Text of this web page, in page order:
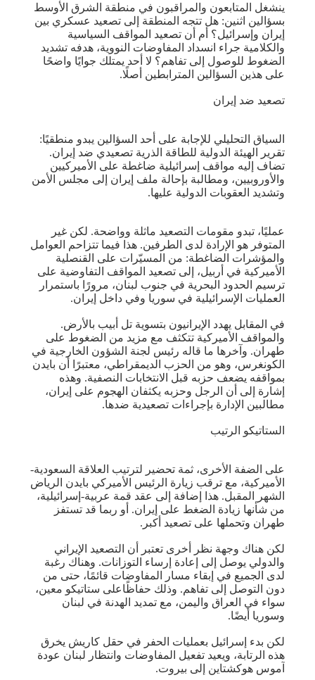
ينشغل المتابعون والمراقبون في منطقة الشرق الأوسط
بسؤالين اثنين: هل تتجه المنطقة إلى تصعيد عسكري بين
إيران وإسرائيل؟ أم أن تصعيد المواقف السياسية
والكلامية جراء انسداد المفاوضات النووية، هدفه تشديد
الضغوط للوصول إلى تفاهم؟ لا أحد يمتلك جوايًا واضحًا
على هذين السؤالين المترابطين أصلًا.
تصعيد ضد إيران
السياق التحليلي للإجابة على أحد السؤالين يبدو منطقيًا:
تقرير الهيئة الدولية للطاقة الذرية تصعيدي ضد إيران.
تضاف إليه مواقف إسرائيلية ضاغطة على الأميركيين
والأوروبيين، ومطالبة بإحالة ملف إيران إلى مجلس الأمن
وتشديد العقوبات الدولية عليها.
عمليًا، تبدو مقومات التصعيد ماثلة وواضحة. لكن غير
المتوفر هو الإرادة لدى الطرفين. هذا فيما تتزاحم العوامل
والمؤشرات الضاغطة: من المسيّرات على القنصلية
الأميركية في أربيل، إلى تصعيد المواقف التفاوضية على
ترسيم الحدود البحرية في جنوب لبنان، مرورًا باستمرار
العمليات الإسرائيلية في سوريا وفي داخل إيران.
في المقابل يهدد الإيرانيون بتسوية تل أبيب بالأرض.
والمواقف الأميركية تتكثف مع مزيد من الضغوط على
طهران. وآخرها ما قاله رئيس لجنة الشؤون الخارجية في
الكونغرس، وهو من الحزب الديمقراطي، معتبرًا أن بايدن
بمواقفه يضعف حزبه قبل الانتخابات النصفية. وهذه
إشارة إلى أن الرجل وحزبه يكثفان الهجوم على إيران،
مطالبين الإدارة بإجراءات تصعيدية ضدها.
الستاتيكو الرتيب
على الضفة الأخرى، ثمة تحضير لترتيب العلاقة السعودية-
الأميركية، مع ترقب زيارة الرئيس الأميركي بايدن الرياض
الشهر المقبل. هذا إضافة إلى عقد قمة عربية-إسرائيلية،
من شأنها زيادة الضغط على إيران. أو ربما قد تستفز
طهران وتحملها على تصعيد أكبر.
لكن هناك وجهة نظر أخرى تعتبر أن التصعيد الإيراني
والدولي يوصل إلى إعادة إرساء التوزانات. وهناك رغبة
لدى الجميع في إبقاء مسار المفاوضات قائمًا، حتى من
دون التوصل إلى تفاهم. وذلك حفاظًاعلى ستاتيكو معين،
سواء في العراق واليمن، مع تمديد الهدنة في لبنان
وسوريا أيضًا.
لكن بدء إسرائيل بعمليات الحفر في حقل كاريش يخرق
هذه الرتابة، ويعيد تفعيل المفاوضات وانتظار لبنان عودة
آموس هوكشتاين إلى بيروت.